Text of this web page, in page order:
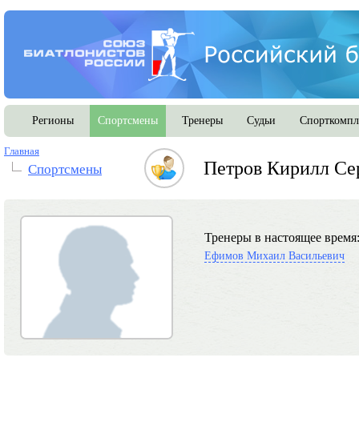
Регионы Спортсмены Тренеры Судьи
Главная
Спортсмены Петров Кирилл
Тренеры в настоящее время:
Ефимов Михаил Васильевич